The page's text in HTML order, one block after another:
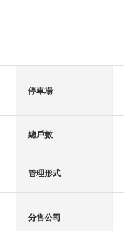
停車場
總戶數
管理形式
分售公司